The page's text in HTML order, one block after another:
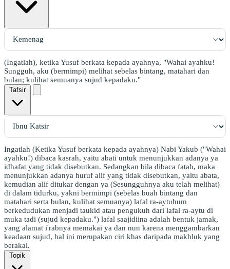
(Ingatlah), ketika Yusuf berkata kepada ayahnya, "Wahai ayahku!
Sungguh, aku (bermimpi) melihat sebelas bintang, matahari dan
bulan; kulihat semuanya sujud kepadaku."
Tafsir
Ingatlah (Ketika Yusuf berkata kepada ayahnya) Nabi Yakub ("Wahai
ayahku!) dibaca kasrah, yaitu abati untuk menunjukkan adanya ya
idhafat yang tidak disebutkan. Sedangkan bila dibaca fatah, maka
menunjukkan adanya huruf alif yang tidak disebutkan, yaitu abata,
kemudian alif ditukar dengan ya (Sesungguhnya aku telah melihat)
di dalam tidurku, yakni bermimpi (sebelas buah bintang dan
matahari serta bulan, kulihat semuanya) lafal ra-aytuhum
berkedudukan menjadi taukid atau pengukuh dari lafal ra-aytu di
muka tadi (sujud kepadaku.") lafal saajidiina adalah bentuk jamak,
yang alamat i'rabnya memakai ya dan nun karena menggambarkan
keadaan sujud, hal ini merupakan ciri khas daripada makhluk yang
berakal.
Topik